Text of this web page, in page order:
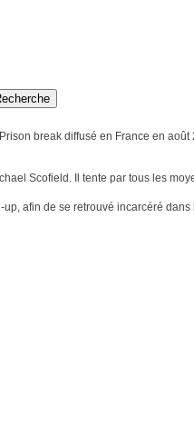
break diffusé en France en août
Scofield. Il tente par tous les
afin de se retrouvé incarcéré